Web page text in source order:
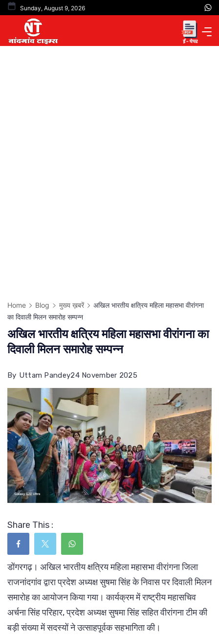
Skip
content
Sunday, August 9, 2026
Home Blog मुख्य ख़बरें
अखिल भारतीय क्षत्रिय महिला महासभा वीरांगना
का दिवाली मिलन समारोह सम्पन्न
अखिल भारतीय क्षत्रिय महिला महासभा वीरांगना का
दिवाली मिलन समारोह सम्पन्न
By Uttam Pandey24 November 2025
Share This :
डोंगरगढ़। अखिल भारतीय क्षत्रिय महिला महासभा वीरांगना जिला
राजनांदगांव द्वारा प्रदेश अध्यक्ष सुषमा सिंह के निवास पर दिवाली मिलन
समारोह का आयोजन किया गया। कार्यक्रम में राष्ट्रीय महासचिव
अर्चना सिंह परिहार, प्रदेश अध्यक्ष सुषमा सिंह सहित वीरांगना टीम की
बड़ी संख्या में सदस्यों ने उत्साहपूर्वक सहभागिता की।